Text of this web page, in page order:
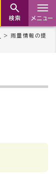
検索 メニュー
> 雨量情報の提